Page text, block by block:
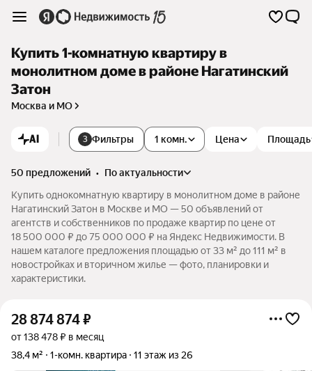
Купить 1-комнатную квартиру в
монолитном доме в районе Нагатинский
Затон
Москва и МО
AI 3 Фильтры 1 комн. Цена Площадь
50 предложений •
по актуальности
Купить однокомнатную квартиру в монолитном доме в районе
Нагатинский Затон в Москве и МО — 50 объявлений от
агентств и собственников по продаже квартир по цене от
18 500 000 ₽ до 75 000 000 ₽ на Яндекс Недвижимости. В
нашем каталоге предложения площадью от 33 м² до 111 м² в
новостройках и вторичном жилье — фото, планировки и
характеристики.
28 874 874₽
от 138 478 ₽ в месяц
38,4 м²
1-комн. квартира 11 этаж из 26